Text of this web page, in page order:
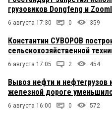
грузовиков Dongfeng и
6 августа 17:30 0 359
Константин СУВОРОВ
сельскохозяйственной
6 августа 17:05 2 454
Вывоз нефти и нефтегрузов
железной дороге
6 августа 16:00 0 572